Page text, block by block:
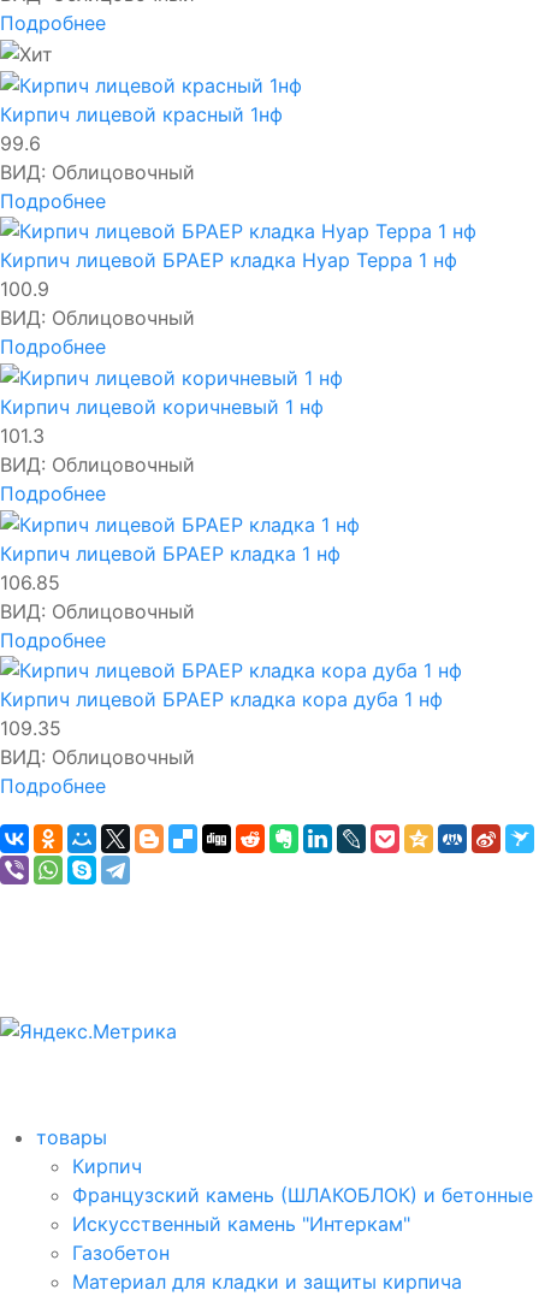
Подробнее
Кирпич лицевой красный 1нф
99.6
ВИД: Облицовочный
Подробнее
Кирпич лицевой БРАЕР кладка Нуар Терра 1 нф
100.9
ВИД: Облицовочный
Подробнее
Кирпич лицевой коричневый 1 нф
101.3
ВИД: Облицовочный
Подробнее
Кирпич лицевой БРАЕР кладка 1 нф
106.85
ВИД: Облицовочный
Подробнее
Кирпич лицевой БРАЕР кладка кора дуба 1 нф
109.35
ВИД: Облицовочный
Подробнее
товары
Кирпич
Французский камень (ШЛАКОБЛОК) и бетонные
Искусственный камень "Интеркам"
Газобетон
Материал для кладки и защиты кирпича